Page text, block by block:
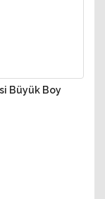
Büyük Boy